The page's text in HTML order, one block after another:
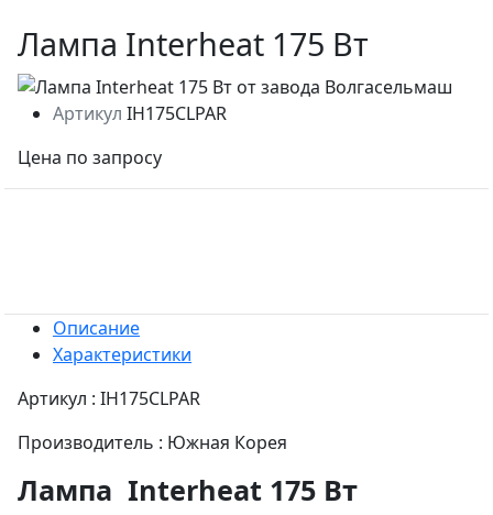
Лампа Interheat 175 Вт
Артикул IH175CLPAR
Цена по запросу
Описание
Характеристики
Артикул : IH175CLPAR
Производитель : Южная Корея
Лампа Interheat 175 Вт